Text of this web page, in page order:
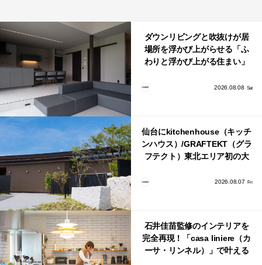
ダウンリビングと吹抜けが居
場所を浮かび上がらせる「ふ
わりと浮かび上がる住まい」
2026.08.08 Sat
仙台にkitchenhouse（キッチ
ンハウス）/GRAFTEKT（グラ
フテクト）東北エリア初の大
2026.08.07 Fri
石井佳苗監修のインテリアを
完全再現！「casa liniere（カ
ーサ・リンネル）」で叶える